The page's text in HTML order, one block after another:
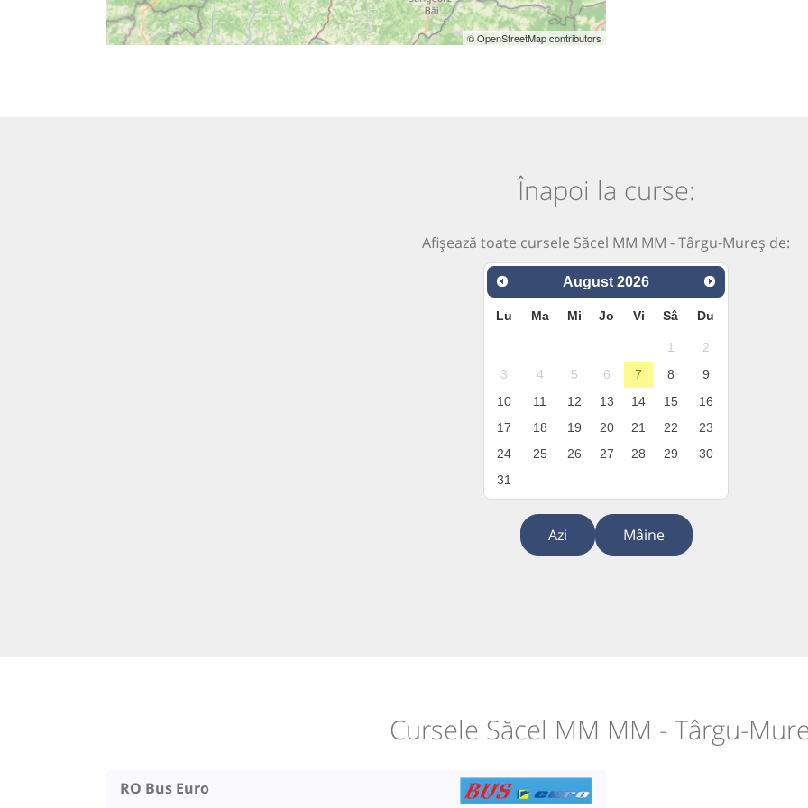
© OpenStreetMap contributors
Înapoi la curse:
Afișează toate cursele Săcel MM MM - Târgu-Mureș de:
August 2026
Lu Ma Mi Jo Vi Sâ Du
1
2
3
4 5 6 7 8
9
10
11 12 13 14 15
16
17
18 19 20 21 22
23
24
25 26 27 28 29
30
31
Azi Mâine
Cursele Săcel MM MM - Târgu-
RO Bus Euro